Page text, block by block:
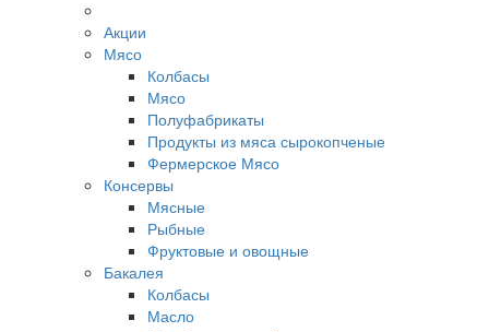
Акции
Мясо
Колбасы
Мясо
Полуфабрикаты
Продукты из мяса сырокопченые
Фермерское Мясо
Консервы
Мясные
Рыбные
Фруктовые и овощные
Бакалея
Колбасы
Масло